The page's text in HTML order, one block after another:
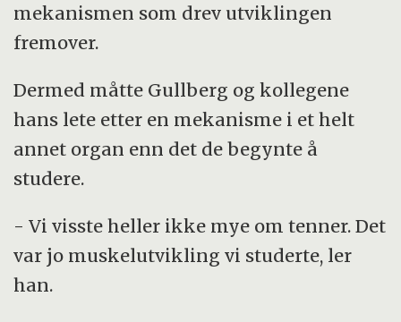
mekanismen som drev utviklingen
fremover.
Dermed måtte Gullberg og kollegene
hans lete etter en mekanisme i et helt
annet organ enn det de begynte å
studere.
- Vi visste heller ikke mye om tenner. Det
var jo muskelutvikling vi studerte, ler
han.